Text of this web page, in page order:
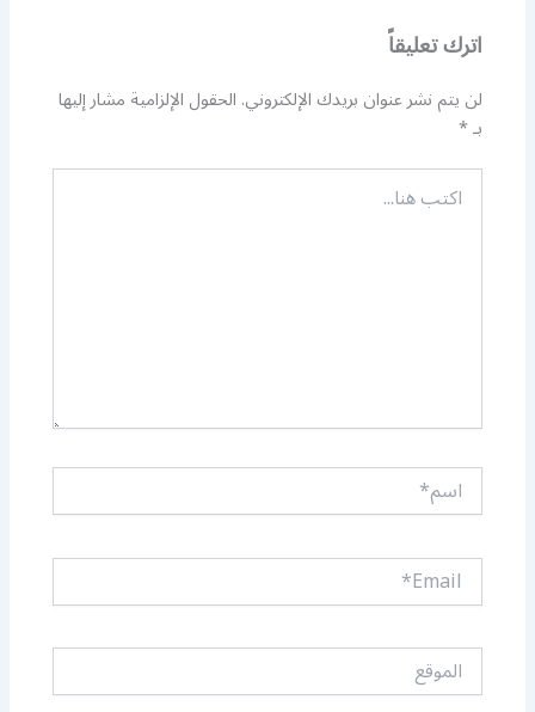
اترك تعليقاً
لن يتم نشر عنوان بريدك الإلكتروني.الحقول الإلزامية مشار إليها
بـ*
اكتب
هنا...
اسم*
Email*
الموقع